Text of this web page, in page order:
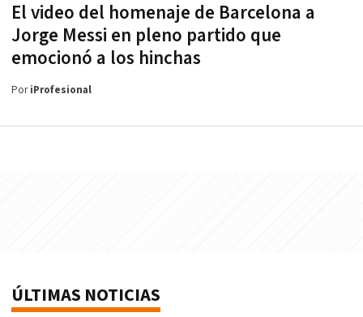
El video del homenaje de Barcelona a
Jorge Messi en pleno partido que
emocionó a los hinchas
PoriProfesional
ÚLTIMAS NOTICIAS